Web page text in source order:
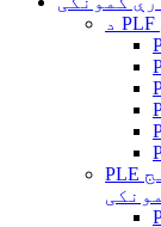
PLE معیاري مستقیم غاښ سرکلر فلانج